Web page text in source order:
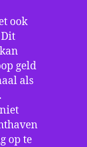
ook
geld
als
op te